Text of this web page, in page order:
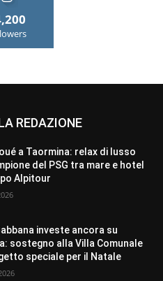
REDAZIONE
a Taormina: relax di lusso
del PSG tra mare e hotel
Alpitour
investe ancora su
sostegno alla Villa Comunale
speciale per il Natale